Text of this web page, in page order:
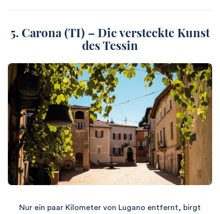
5. Carona (TI) – Die versteckte Kunst
des Tessin
Nur ein paar Kilometer von Lugano entfernt, birgt